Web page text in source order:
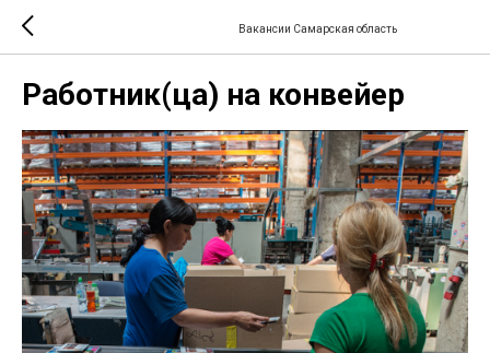
Вакансии Самарская область
Работник(ца) на конвейер